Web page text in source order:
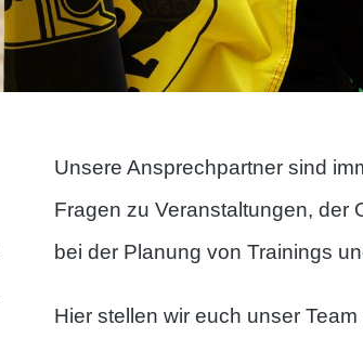
Unsere Ansprechpartner sind
Fragen zu Veranstaltungen, der
bei der Planung von Trainings
Hier stellen wir euch unser Team